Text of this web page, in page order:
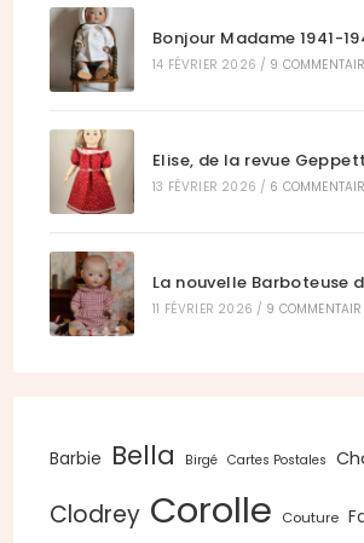
Bonjour Madame 1941-
14 FÉVRIER 2026 / 9
Elise, de la revue
13 FÉVRIER 2026 / 6
La nouvelle Barboteuse
11 FÉVRIER 2026 / 9
Barbie Bella Birgé Cartes Postales
Clodrey Corolle Couture